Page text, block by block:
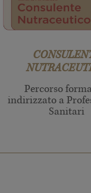
Percorso
indirizzato a
Sanitari